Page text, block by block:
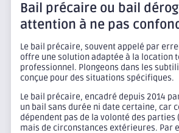
Bail précaire ou bail
attention à ne pas
Le bail précaire, souvent appelé par
offre une solution adaptée à la location
professionnel. Plongeons dans les
conçue pour des situations spécifiques.
Le bail précaire, encadré depuis 2014
un bail sans durée ni date certaine, car
dépendent pas de la volonté des
mais de circonstances extérieures. Par